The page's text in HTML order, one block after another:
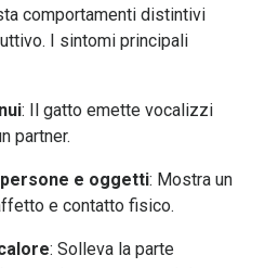
comportamenti distintivi
I sintomi principali
: Il gatto emette vocalizzi
partner.
e oggetti: Mostra un
e contatto fisico.
: Solleva la parte